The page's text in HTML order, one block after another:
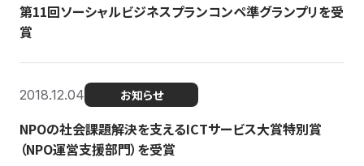
第11回ソーシャルビジネスプランコンペ準グランプリを受
賞
2018.12.04 お知らせ
NPOの社会課題解決を支えるICTサービス大賞特別賞
（NPO運営支援部門）を受賞